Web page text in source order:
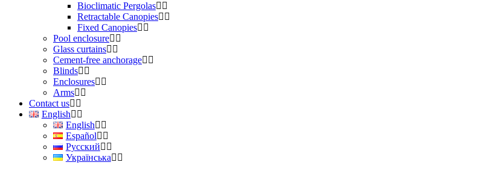
Bioclimatic Pergolas
Retractable Canopies
Fixed Canopies
Pool enclosure
Glass curtains
Cement-free anchorage
Blinds
Enclosures
Arms
Contact us
English
English
Español
Русский
Українська